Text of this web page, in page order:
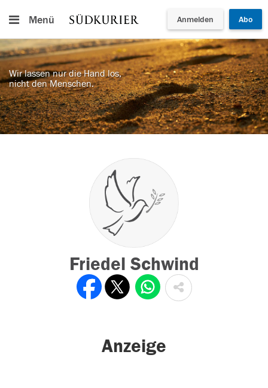
Menü Anmelden Abo
Wir lassen nur die Hand los,
nicht den Menschen.
Friedel Schwind
Anzeige